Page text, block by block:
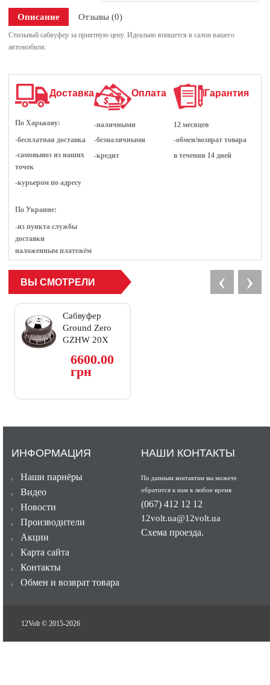
Описание Отзывы (0)
Стильный сабвуфер за приятную цену. Идеально впишется в салон вашего
автомобиля.
Доставка
По Харькову:
-бесплатная доставка
-самовывоз из наших
точек
-курьером по адресу
По Украине:
-из пункта службы
доставки
наложенным платежём
Оплата
-наличными
-безналичными
-кредит
Гарантия
12 месяцев
-обмен/возврат товара
в течении 14 дней
ВЫ СМОТРЕЛИ ‹ ›
Сабвуфер
Ground Zero
GZHW 20X
6600.00
грн
ИНФОРМАЦИЯ
Наши парнёры
Видео
Новости
Производители
Акции
Карта сайта
Контакты
Обмен и возврат товара
НАШИ КОНТАКТЫ
По данным контактам вы можете
обратится к нам в любое время
(067) 412 12 12
12volt.ua@12volt.ua
Схема проезда.
12Volt © 2015-2026